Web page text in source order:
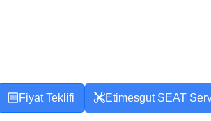
Fiyat Teklifi Etimesgut SEAT